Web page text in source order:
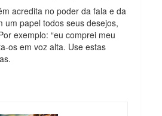
acredita no poder da fala e da
um papel todos seus desejos,
exemplo: “eu comprei meu
os em voz alta. Use estas